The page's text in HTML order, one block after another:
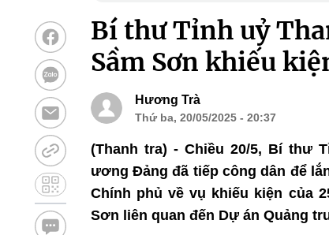
Bí thư Tỉnh uỷ
Sầm Sơn khiếu
Hương Trà
Thứ ba, 20/05/2025 - 20:37
(Thanh tra) - Chiều 20/5, Bí thư
ương Đảng đã tiếp công dân để
Chính phủ về vụ khiếu kiện của
Sơn liên quan đến Dự án Quảng